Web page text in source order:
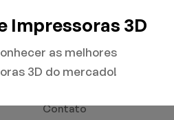
PÁGINAS
Contato
Impressoras 3D
as melhores
3D do mercado!